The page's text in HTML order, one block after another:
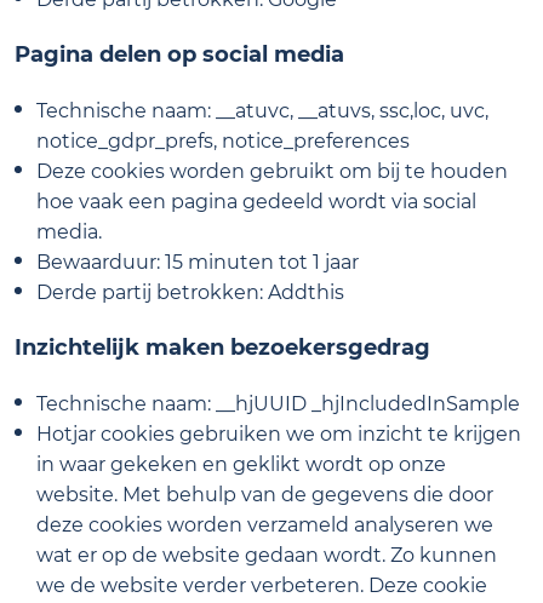
Pagina delen op social media
Technische naam: __atuvc, __atuvs, ssc,loc, uvc,
notice_gdpr_prefs, notice_preferences
Deze cookies worden gebruikt om bij te houden
hoe vaak een pagina gedeeld wordt via social
media.
Bewaarduur: 15 minuten tot 1 jaar
Derde partij betrokken: Addthis
Inzichtelijk maken bezoekersgedrag
Technische naam: __hjUUID _hjIncludedInSample
Hotjar cookies gebruiken we om inzicht te krijgen
in waar gekeken en geklikt wordt op onze
website. Met behulp van de gegevens die door
deze cookies worden verzameld analyseren we
wat er op de website gedaan wordt. Zo kunnen
we de website verder verbeteren. Deze cookie